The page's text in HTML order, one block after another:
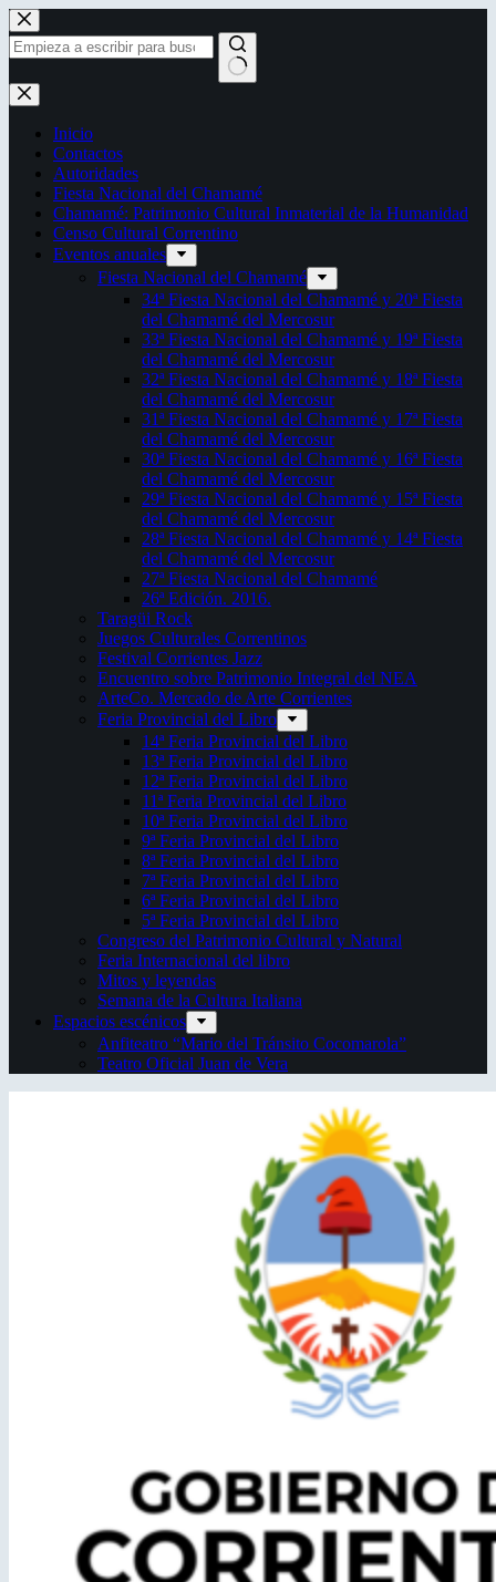
Saltar
al
contenido
Sin
resultados
Inicio
Contactos
Autoridades
Fiesta Nacional del Chamamé
Chamamé: Patrimonio Cultural Inmaterial de la Humanidad
Censo Cultural Correntino
Eventos anuales
Fiesta Nacional del Chamamé
34ª Fiesta Nacional del Chamamé y 20ª Fiesta
del Chamamé del Mercosur
33ª Fiesta Nacional del Chamamé y 19ª Fiesta
del Chamamé del Mercosur
32ª Fiesta Nacional del Chamamé y 18ª Fiesta
del Chamamé del Mercosur
31ª Fiesta Nacional del Chamamé y 17ª Fiesta
del Chamamé del Mercosur
30ª Fiesta Nacional del Chamamé y 16ª Fiesta
del Chamamé del Mercosur
29ª Fiesta Nacional del Chamamé y 15ª Fiesta
del Chamamé del Mercosur
28ª Fiesta Nacional del Chamamé y 14ª Fiesta
del Chamamé del Mercosur
27ª Fiesta Nacional del Chamamé
26ª Edición. 2016.
Taragüi Rock
Juegos Culturales Correntinos
Festival Corrientes Jazz
Encuentro sobre Patrimonio Integral del NEA
ArteCo. Mercado de Arte Corrientes
Feria Provincial del Libro
14ª Feria Provincial del Libro
13ª Feria Provincial del Libro
12ª Feria Provincial del Libro
11ª Feria Provincial del Libro
10ª Feria Provincial del Libro
9ª Feria Provincial del Libro
8ª Feria Provincial del Libro
7ª Feria Provincial del Libro
6ª Feria Provincial del Libro
5ª Feria Provincial del Libro
Congreso del Patrimonio Cultural y Natural
Feria Internacional del libro
Mitos y leyendas
Semana de la Cultura Italiana
Espacios escénicos
Anfiteatro “Mario del Tránsito Cocomarola”
Teatro Oficial Juan de Vera